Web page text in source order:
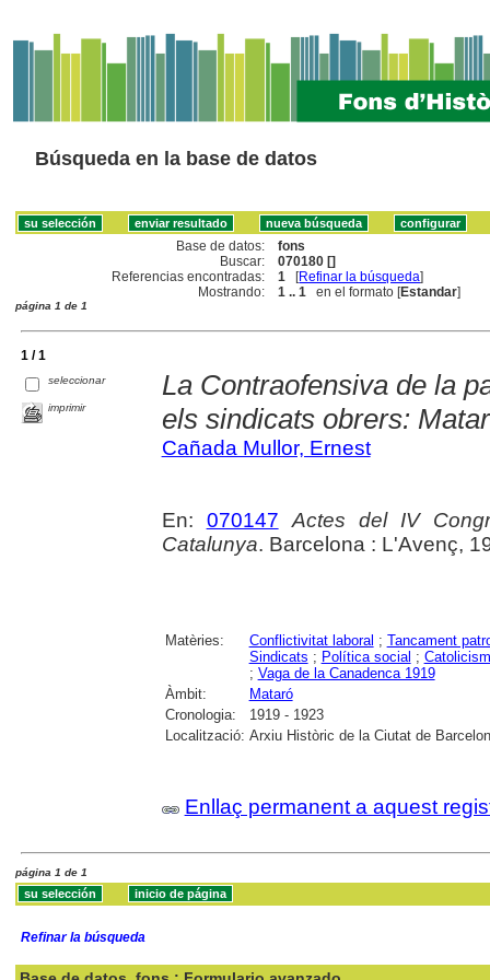
Búsqueda en la base de datos
Base de datos:
fons
Buscar:
070180 []
Referencias encontradas:
1 [Refinar la búsqueda]
Mostrando:
1 .. 1 en el formato [Estandar]
página 1 de 1
1 / 1
seleccionar
imprimir
La Contraofensiva de la
els sindicats obrers:
Cañada Mullor, Ernest
En: 070147
Actes del IV
Catalunya. Barcelona : L'Avenç,
Matèries: Conflictivitat laboral ; Tancament
Sindicats ; Política social ;
; Vaga de la Canadenca 1919
Àmbit:
Mataró
Cronologia:
1919 - 1923
Localització: Arxiu Històric de la Ciutat de
Enllaç permanent a aquest
página 1 de 1
Refinar la búsqueda